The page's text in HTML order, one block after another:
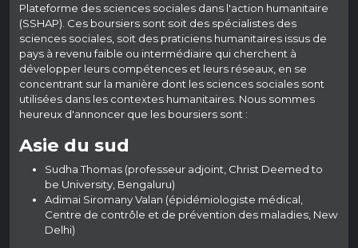
Plateforme des sciences sociales dans l'action humanitaire
(SSHAP). Ces boursiers sont soit des spécialistes des
sciences sociales, soit des praticiens humanitaires issus de
pays à revenu faible ou intermédiaire qui cherchent à
développer leurs compétences et leurs réseaux, en se
concentrant sur la manière dont les sciences sociales sont
utilisées dans les contextes humanitaires. Nous sommes
heureux d'annoncer que les boursiers sont :
Asie du sud
Sudha Thomas (professeur adjoint, Christ Deemed to
be University, Bengaluru)
Adimai Siromany Valan (épidémiologiste médical,
Centre de contrôle et de prévention des maladies, New
Delhi)